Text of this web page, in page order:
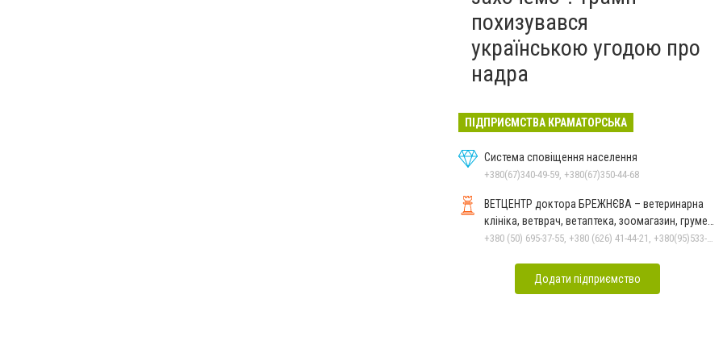
похизувався
українською угодою про
надра
ПІДПРИЄМСТВА КРАМАТОРСЬКА
Система сповіщення населення
+380(67)340-49-59, +380(67)350-44-68
ВЕТЦЕНТР доктора БРЕЖНЄВА – ветеринарна
клініка, ветврач, ветаптека, зоомагазин, грумер,
стрижки.
+380 (50) 695-37-55, +380 (626) 41-44-21, +380(95)533-90-03
Додати підприємство